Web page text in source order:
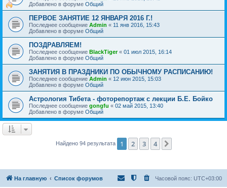
Добавлено в форуме Общий
ПЕРВОЕ ЗАНЯТИЕ 12 ЯНВАРЯ 2016 Г.!
Последнее сообщение Admin « 11 янв 2016, 15:43
Добавлено в форуме Общий
ПОЗДРАВЛЯЕМ!
Последнее сообщение BlackTiger« 01 июл 2015, 16:14
Добавлено в форуме Общий
ЗАНЯТИЯ В ПРАЗДНИКИ ПО ОБЫЧНОМУ РАСПИСАНИЮ!
Последнее сообщение Admin « 12 июн 2015, 15:03
Добавлено в форуме Общий
Астрология Тибета - фоторепортаж с лекции Б.Е. Бойко
Последнее сообщение gongfu « 02 май 2015, 13:40
Добавлено в форуме Общий
Найдено 94 результата 1 2 3 4
На главную Список форумов Часовой пояс: UTC+03:00